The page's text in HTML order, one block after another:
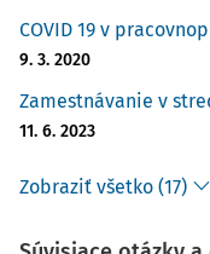
COVID 19 v
9. 3. 2020
Zamestnávanie v
11. 6. 2023
Zobraziť všetko (17)